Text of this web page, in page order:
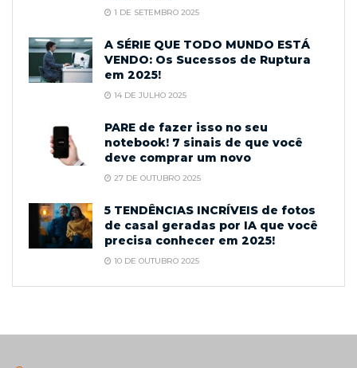
1 DE SETEMBRO 2025
A SÉRIE QUE TODO MUNDO ESTÁ
VENDO: Os Sucessos de Ruptura
em 2025!
14 DE JULHO 2025
PARE de fazer isso no seu
notebook! 7 sinais de que você
deve comprar um novo
27 DE OUTUBRO 2025
5 TENDÊNCIAS INCRÍVEIS de fotos
de casal geradas por IA que você
precisa conhecer em 2025!
10 DE OUTUBRO 2025